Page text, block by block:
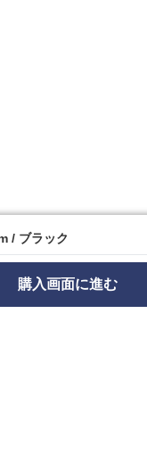
/ ブラック
購入画面に進む
/ ブラック
購入画面に進む